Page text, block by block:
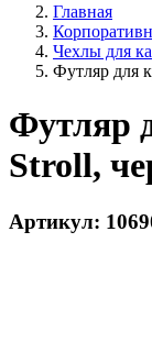
Главная
Чехлы для
Футляр для
Футляр
Stroll,
Артикул: